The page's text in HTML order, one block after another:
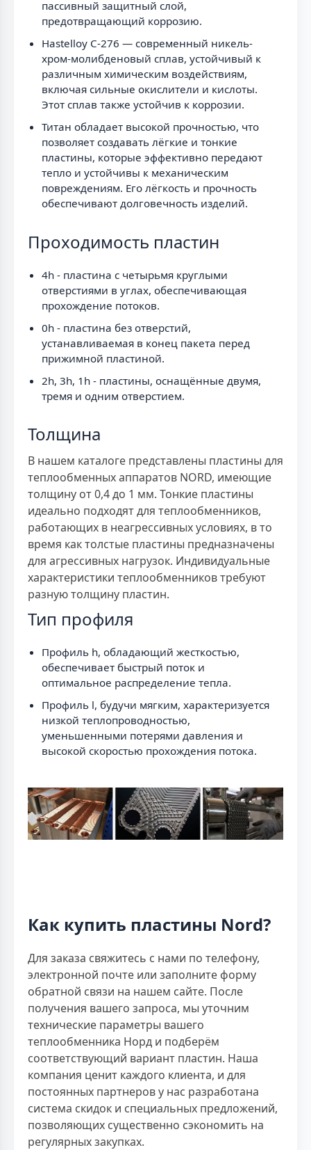
пассивный защитный слой,
предотвращающий коррозию.
Hastelloy C-276 — современный никель-
хром-молибденовый сплав, устойчивый к
различным химическим воздействиям,
включая сильные окислители и кислоты.
Этот сплав также устойчив к коррозии.
Титан обладает высокой прочностью, что
позволяет создавать лёгкие и тонкие
пластины, которые эффективно передают
тепло и устойчивы к механическим
повреждениям. Его лёгкость и прочность
обеспечивают долговечность изделий.
Проходимость пластин
4h - пластина с четырьмя круглыми
отверстиями в углах, обеспечивающая
прохождение потоков.
0h - пластина без отверстий,
устанавливаемая в конец пакета перед
прижимной пластиной.
2h, 3h, 1h - пластины, оснащённые двумя,
тремя и одним отверстием.
Толщина
В нашем каталоге представлены пластины для
теплообменных аппаратов NORD, имеющие
толщину от 0,4 до 1 мм. Тонкие пластины
идеально подходят для теплообменников,
работающих в неагрессивных условиях, в то
время как толстые пластины предназначены
для агрессивных нагрузок. Индивидуальные
характеристики теплообменников требуют
разную толщину пластин.
Тип профиля
Профиль h, обладающий жесткостью,
обеспечивает быстрый поток и
оптимальное распределение тепла.
Профиль l, будучи мягким, характеризуется
низкой теплопроводностью,
уменьшенными потерями давления и
высокой скоростью прохождения потока.
Как купить пластины Nord?
Для заказа свяжитесь с нами по телефону,
электронной почте или заполните форму
обратной связи на нашем сайте. После
получения вашего запроса, мы уточним
технические параметры вашего
теплообменника Норд и подберём
соответствующий вариант пластин. Наша
компания ценит каждого клиента, и для
постоянных партнеров у нас разработана
система скидок и специальных предложений,
позволяющих существенно сэкономить на
регулярных закупках.